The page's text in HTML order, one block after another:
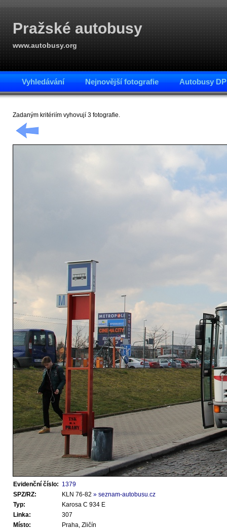
Pražské autobusy
www.autobusy.org
Vyhledávání Nejnovější fotografie Autobusy
Zadaným kritériím vyhovují 3 fotografie.
Evidenční číslo: 1379
SPZ/RZ:
KLN 76-82 » seznam-autobusu.cz
Typ:
Karosa C 934 E
Linka:
307
Místo:
Praha, Zličín